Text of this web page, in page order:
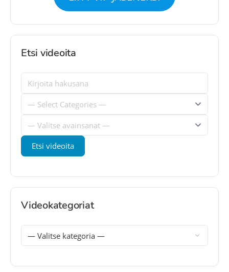
Etsi videoita
Videokategoriat